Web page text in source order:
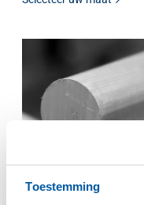
Toestemming
Aluminium EN AW-